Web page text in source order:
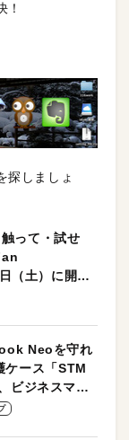
探しましょ
って・試せ
（土）に開催
Neoを守れ
ケース「STM
ビジネスマン